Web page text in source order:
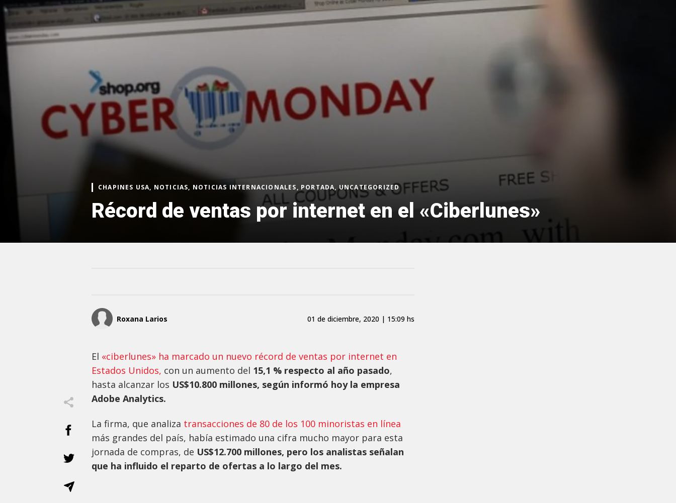
CHAPINES USA, NOTICIAS, NOTICIAS INTERNACIONALES, PORTADA, UNCATEGORIZED
Récord de ventas por internet en el «Ciberlunes»
Roxana Larios 01 de diciembre, 2020 | 15:09 hs
El «ciberlunes» ha marcado un nuevo récord de ventas por internet en
Estados Unidos, con un aumento del 15,1 % respecto al año pasado,
hasta alcanzar los US$10.800 millones, según informó hoy la empresa
Adobe Analytics.
La firma, que analiza transacciones de 80 de los 100 minoristas en línea
más grandes del país, había estimado una cifra mucho mayor para esta
jornada de compras, de US$12.700 millones, pero los analistas señalan
que ha influido el reparto de ofertas a lo largo del mes.